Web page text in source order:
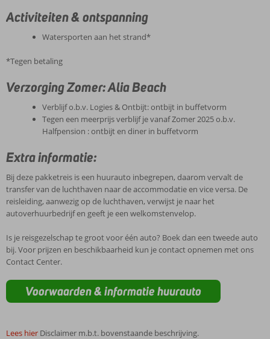
Activiteiten & ontspanning
Watersporten aan het strand*
*Tegen betaling
Verzorging Zomer: Alia Beach
Verblijf o.b.v. Logies & Ontbijt: ontbijt in buffetvorm
Tegen een meerprijs verblijf je vanaf Zomer 2025 o.b.v.
Halfpension : ontbijt en diner in buffetvorm
Extra informatie:
Bij deze pakketreis is een huurauto inbegrepen, daarom vervalt de
transfer van de luchthaven naar de accommodatie en vice versa. De
reisleiding, aanwezig op de luchthaven, verwijst je naar het
autoverhuurbedrijf en geeft je een welkomstenvelop.
Is je reisgezelschap te groot voor één auto? Boek dan een tweede auto
bij. Voor prijzen en beschikbaarheid kun je contact opnemen met ons
Contact Center.
Voorwaarden & informatie huurauto
Lees hier Disclaimer m.b.t. bovenstaande beschrijving.